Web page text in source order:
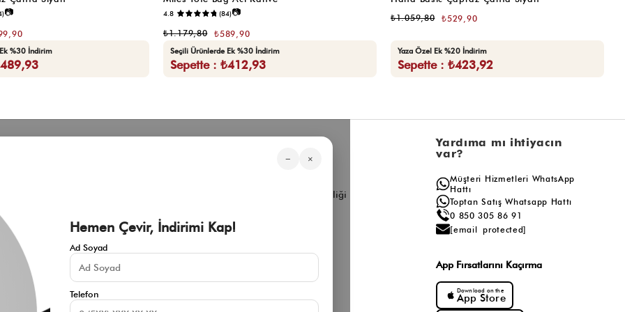
📷
%30 İndirim
4.8 (84)📷
₺589,90
₺1.179,80
Seçili Ürünlerde Ek %30 İndirim
Sepette : ₺412,93
₺529,90
₺1.059,80
Yaza Özel Ek %20 İndirim
Sepette : ₺423,92
Müşteri Hizmetleri
Çerez Politikası
İade ve Değişim Şartları
Mesafeli Satış Sözleşmesi
Gizlilik Politikası
Kurumsal
İnfluencer İş Birliği
Yardıma mı ihtiyacın
var?
Müşteri Hizmetleri WhatsApp
Hattı
Toptan Satış Whatsapp Hattı
0 850 305 86 91
[email protected]
App Fırsatlarını Kaçırma
Download on the
App Store
− ×
Hemen Çevir, İndirimi Kap!
Ad Soyad
Telefon